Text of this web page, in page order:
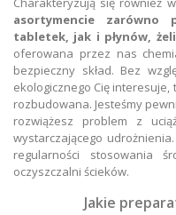
asortymencie
tabletek, jak i płynów,
oferowana przez nas
bezpieczny skład. Bez
ekologicznego Cię
rozbudowana. Jesteśmy
rozwiążesz problem z
wystarczającego
regularności stosowania
oczyszczalni ścieków.
Jakie